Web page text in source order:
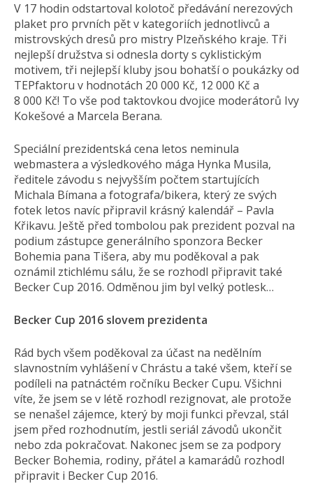
V 17 hodin odstartoval kolotoč předávání nerezových
plaket pro prvních pět v kategoriích jednotlivců a
mistrovských dresů pro mistry Plzeňského kraje. Tři
nejlepší družstva si odnesla dorty s cyklistickým
motivem, tři nejlepší kluby jsou bohatší o poukázky od
TEPfaktoru v hodnotách 20 000 Kč, 12 000 Kč a
8 000 Kč! To vše pod taktovkou dvojice moderátorů Ivy
Kokešové a Marcela Berana.
Speciální prezidentská cena letos neminula
webmastera a výsledkového mága Hynka Musila,
ředitele závodu s nejvyšším počtem startujících
Michala Bímana a fotografa/bikera, který ze svých
fotek letos navíc připravil krásný kalendář – Pavla
Křikavu. Ještě před tombolou pak prezident pozval na
podium zástupce generálního sponzora Becker
Bohemia pana Tišera, aby mu poděkoval a pak
oznámil ztichlému sálu, že se rozhodl připravit také
Becker Cup 2016. Odměnou jim byl velký potlesk…
Becker Cup 2016 slovem prezidenta
Rád bych všem poděkoval za účast na nedělním
slavnostním vyhlášení v Chrástu a také všem, kteří se
podíleli na patnáctém ročníku Becker Cupu. Všichni
víte, že jsem se v létě rozhodl rezignovat, ale protože
se nenašel zájemce, který by moji funkci převzal, stál
jsem před rozhodnutím, jestli seriál závodů ukončit
nebo zda pokračovat. Nakonec jsem se za podpory
Becker Bohemia, rodiny, přátel a kamarádů rozhodl
připravit i Becker Cup 2016.